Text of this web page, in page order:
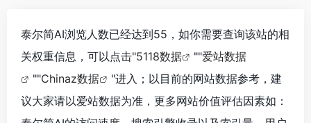
泰尔简AI浏览人数已经达到55，如你需要查询该站的相
关权重信息，可以点击"5118数据 ""爱站数据
""Chinaz数据
"进入；以目前的网站数据参考，建
议大家请以爱站数据为准，更多网站价值评估因素如：